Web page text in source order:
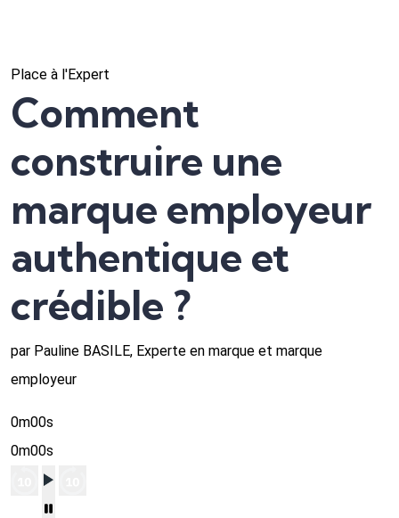
Place à l'Expert
Comment
construire une
marque employeur
authentique et
crédible ?
par Pauline BASILE, Experte en marque et marque
employeur
0m00s
0m00s